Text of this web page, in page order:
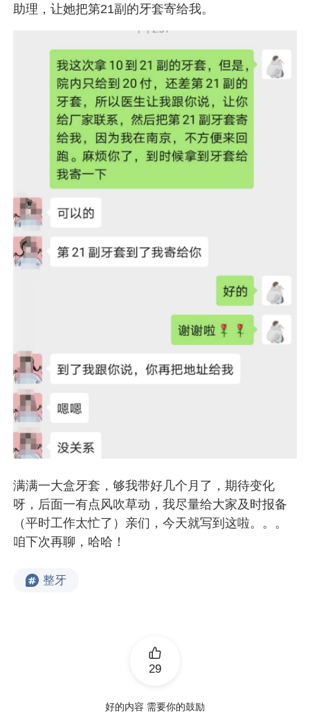
助理，让她把第21副的牙套寄给我。
满满一大盒牙套，够我带好几个月了，期待变化
呀，后面一有点风吹草动，我尽量给大家及时报备
（平时工作太忙了）亲们，今天就写到这啦。。。
咱下次再聊，哈哈！
整牙
29
好的内容 需要你的鼓励